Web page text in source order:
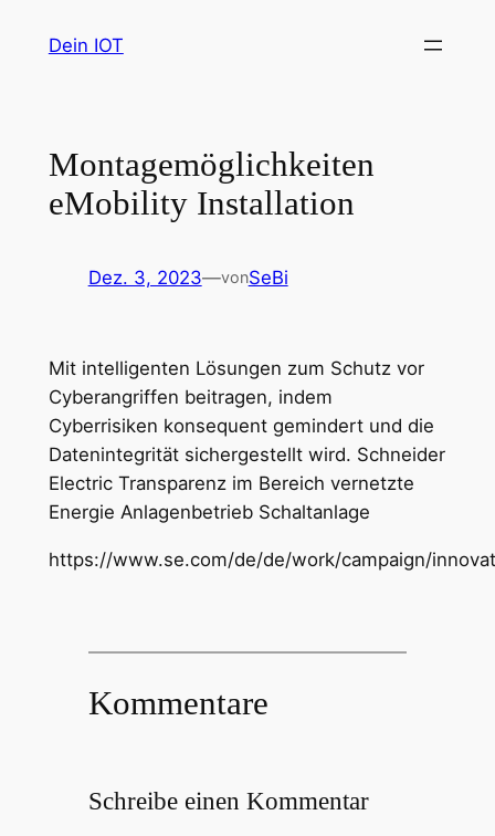
InhaltDein IOT
Montagemöglichkeiten
eMobility Installation
Dez. 3, 2023—vonSeBi
Mit intelligenten Lösungen zum Schutz vor
Cyberangriffen beitragen, indem
Cyberrisiken konsequent gemindert und die
Datenintegrität sichergestellt wird. Schneider
Electric Transparenz im Bereich vernetzte
Energie Anlagenbetrieb Schaltanlage
https://www.se.com/de/de/work/campaign/
Kommentare
Schreibe einen Kommentar